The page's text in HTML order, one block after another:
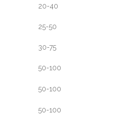
20-40
25-50
30-75
50-100
50-100
50-100